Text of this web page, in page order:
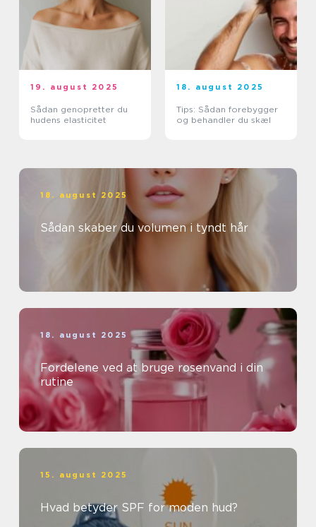
19. august 2025
Sådan genopretter du
hudens elasticitet
18. august 2025
Tips: Sådan forebygger
og behandler du skæl
18. august 2025
Sådan skaber du volumen i tyndt hår
18. august 2025
Fordelene ved at bruge rosenvand i din
rutine
15. august 2025
Hvad betyder SPF for moden hud?